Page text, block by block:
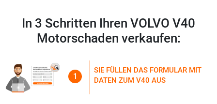
In 3 Schritten Ihren VOLVO V40
Motorschaden verkaufen:
1
SIE FÜLLEN DAS FORMULAR MIT
DATEN ZUM V40 AUS